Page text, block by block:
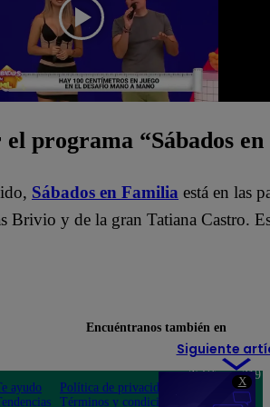
X
el programa “Sábados
Sábados en Familia está en las
Brivio y de la gran Tatiana Castro.
Siguiente
Encuéntranos también en
ayudo
Política de privacidad
Términos y condiciones
Teléfono: 219
Av. San